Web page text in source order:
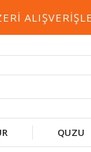
QUZU